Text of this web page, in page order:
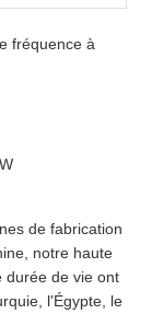
fréquence à
de fabrication
notre haute
durée de vie ont
l'Égypte, le